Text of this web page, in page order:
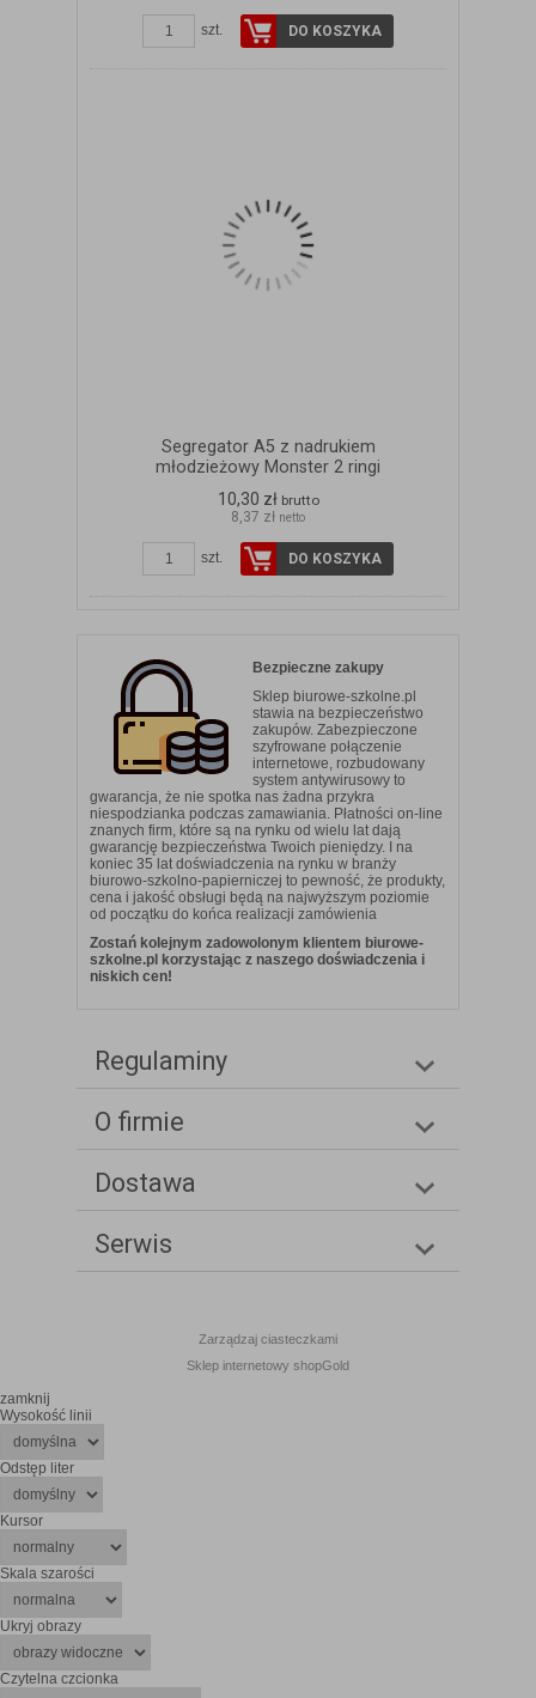
szt. DO KOSZYKA
Segregator A5 z nadrukiem
młodzieżowy Monster 2 ringi
10,30 zł brutto
8,37 zł netto
szt. DO KOSZYKA
Bezpieczne zakupy
Sklep biurowe-szkolne.pl
stawia na bezpieczeństwo
zakupów. Zabezpieczone
szyfrowane połączenie
internetowe, rozbudowany
system antywirusowy to
gwarancja, że nie spotka nas żadna przykra
niespodzianka podczas zamawiania. Płatności on-line
znanych firm, które są na rynku od wielu lat dają
gwarancję bezpieczeństwa Twoich pieniędzy. I na
koniec 35 lat doświadczenia na rynku w branży
biurowo-szkolno-papierniczej to pewność, że produkty,
cena i jakość obsługi będą na najwyższym poziomie
od początku do końca realizacji zamówienia
Zostań kolejnym zadowolonym klientem biurowe-
szkolne.pl korzystając z naszego doświadczenia i
niskich cen!
Regulaminy
O firmie
Dostawa
Serwis
Zarządzaj ciasteczkami
Sklep internetowy shopGold
zamknij
Wysokość linii
Odstęp liter
Kursor
Skala szarości
Ukryj obrazy
Czytelna czcionka